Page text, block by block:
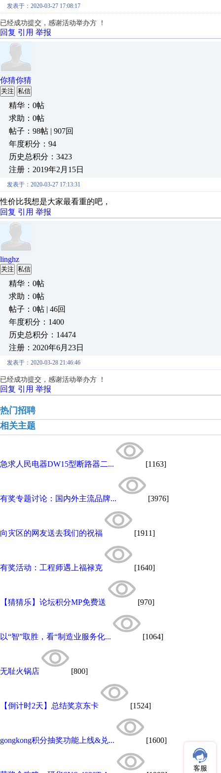
发表于：2020-03-27 17:08:17
已经成功提交，感谢活动举办方 ！
回复 引用 举报
你猜你猜
关注 私信
精华：0帖
求助：0帖
帖子：98帖 | 907回
年度积分：94
历史总积分：3423
注册：2019年2月15日
发表于：2020-03-27 17:13:31
性价比我想是大家最看重的吧，
回复 引用 举报
linghz
关注 私信
精华：0帖
求助：0帖
帖子：0帖 | 46回
年度积分：1400
历史总积分：14474
注册：2020年6月23日
发表于：2020-03-28 21:46:46
已经成功提交，感谢活动举办方 ！
回复 引用 举报
热门招聘
相关主题
急求人民电器DW15型断路器二... [1163]
有奖专题讨论：国内外主流品牌... [3976]
向灾区的网友送去我们的祝福 [1911]
有奖活动：工程师遇上福禄克 [1640]
【猜猜乐】论坛积分MP免费送 [970]
以“智”取胜，看“制造业服务化... [1064]
无耻火锅店 [800]
【倒计时2天】总结奖京东卡 [1524]
gongkong积分抽奖功能上线&兑... [1600]
客服